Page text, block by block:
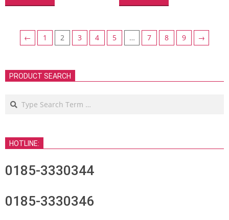
← 1 2 3 4 5 … 7 8 9 →
PRODUCT SEARCH
Search
HOTLINE:
0185-3330344
0185-3330346